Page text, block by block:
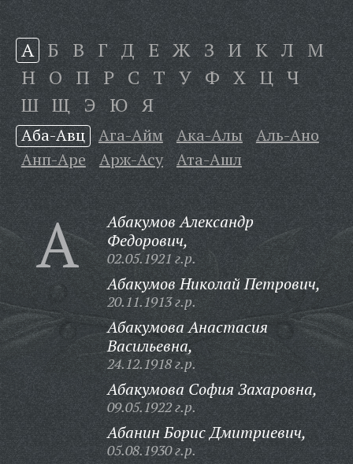
А Б В Г Д Е Ж З И К Л М
Н О П Р С Т У Ф Х Ц Ч
Ш Щ Э Ю Я
Аба-Авц Ага-Айм Ака-Алы
Аль-Ано
Анп-Аре
Арж-Асу Ата-Ашл
А
Абакумов Александр
Федорович,
02.05.1921 г.р.
Абакумов Николай Петрович,
20.11.1913 г.р.
Абакумова Анастасия
Васильевна,
24.12.1918 г.р.
Абакумова София Захаровна,
09.05.1922 г.р.
Абанин Борис Дмитриевич,
05.08.1930 г.р.